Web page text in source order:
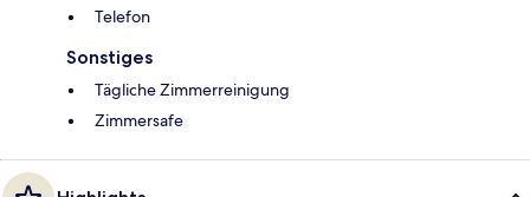
Telefon
Sonstiges
Tägliche Zimmerreinigung
Zimmersafe